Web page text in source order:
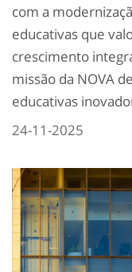
com a
educativas que
crescimento
missão da NOVA
educativas
24-11-2025